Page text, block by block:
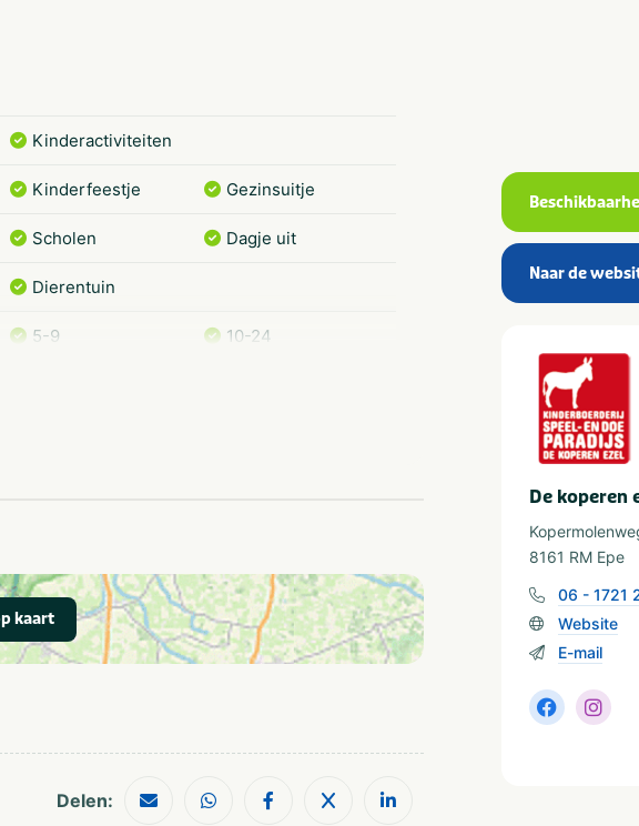
pannekoek eten bij De Vrolijke
kinderfeestje en/of schoolreisje!
Kinderactiviteiten
Kinderfeestje Gezinsuitje
Scholen Dagje uit
Dierentuin
5-9 10-24
kaart
Delen:
Naar de
De koperen
8161 RM Epe
06 - 1721
Website
E-mail